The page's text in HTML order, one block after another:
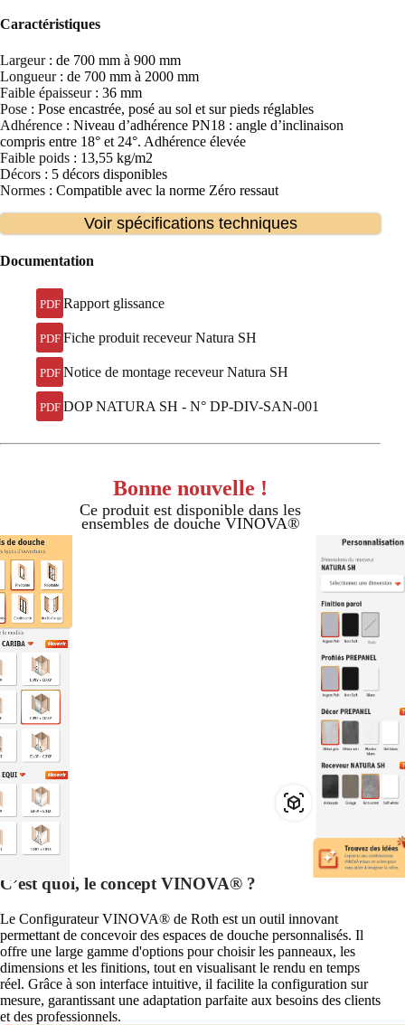
Caractéristiques
Largeur: de 700 mm à 900 mm
Longueur: de 700 mm à 2000 mm
Faible épaisseur: 36 mm
Pose : Pose encastrée, posé au sol et sur pieds réglables
Adhérence : Niveau d’adhérence PN18 : angle d’inclinaison
compris entre 18° et 24°. Adhérence élevée
Faible poids : 13,55 kg/m2
Décors : 5 décors disponibles
Normes : Compatible avec la norme Zéro ressaut
Voir spécifications techniques
Documentation
PDF Rapport glissance
PDF Fiche produit receveur Natura SH
PDF Notice de montage receveur Natura SH
PDF DOP NATURA SH - N° DP-DIV-SAN-001
Bonne nouvelle !
Ce produit est disponible dans les
ensembles de douche VINOVA®
C’est quoi, le concept VINOVA® ?
Le Configurateur VINOVA® de Roth est un outil innovant
permettant de concevoir des espaces de douche personnalisés. Il
offre une large gamme d'options pour choisir les panneaux, les
dimensions et les finitions, tout en visualisant le rendu en temps
réel. Grâce à son interface intuitive, il facilite la configuration sur
mesure, garantissant une adaptation parfaite aux besoins des clients
et des professionnels.